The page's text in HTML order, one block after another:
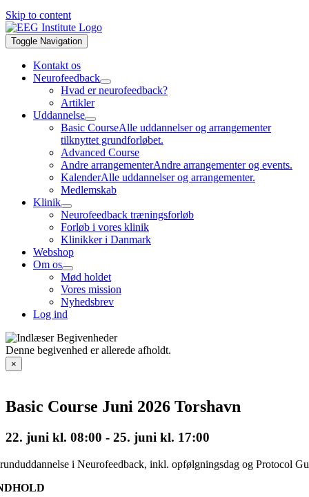
Skip to content
Toggle Navigation
Kontakt os
Neurofeedback
Hvad er neurofeedback?
Artikler
Uddannelse
Basic CourseAlle uddannelser og arrangementer
tilknyttet grundforløbet.
Advanced Course
Andre arrangementerAndre arrangementer og events.
KalenderAlle uddannelser og arrangementer.
Medlemskab
Klinik
Neurofeedback træningsforløb
Forløb i vores klinik
Klinikker i Danmark
Webshop
Om os
Mød holdet
Vores mission
Nyhedsbrev
Log ind
Denne begivenhed er allerede afholdt.
×
Basic Course Juni 2026 Torshavn
22. juni kl. 08:00 - 25. juni kl. 17:00
i Neurofeedback, inkl. opfølgningsdag og Protocol